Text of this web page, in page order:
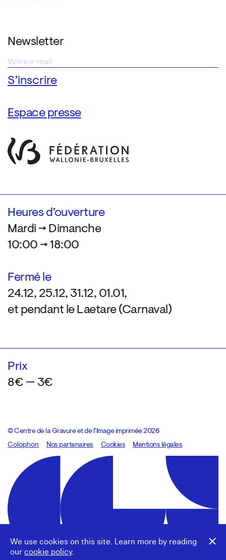
We use cookies on this site. Learn more by reading
our cookie policy.
Newsletter
Espace presse
Heures d’ouverture
Mardi → Dimanche
10:00 → 18:00
Fermé le
24.12, 25.12, 31.12, 01.01,
et pendant le Laetare (Carnaval)
Prix
8€ — 3€
© Centre de la Gravure et de l’Image imprimée 2026
Colophon
Design:Marcel Kaczmarek, code:8080.studio
Nos partenaires Cookies Mentions légales